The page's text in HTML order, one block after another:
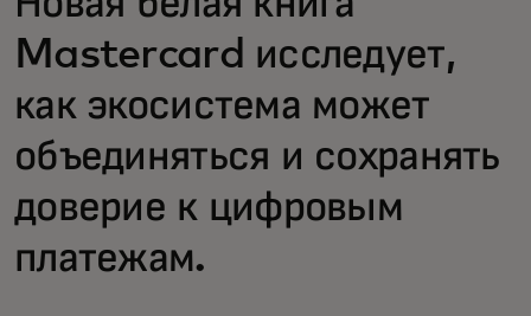
Mastercard исследует,
как экосистема может
объединяться и сохранять
доверие к цифровым
платежам.